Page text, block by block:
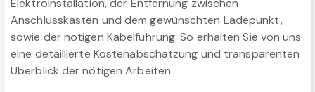
Elektroinstallation, der Entfernung zwischen
Anschlusskasten und dem gewünschten Ladepunkt,
sowie der nötigen Kabelführung. So erhalten Sie von uns
eine detaillierte Kostenabschätzung und transparenten
Überblick der nötigen Arbeiten.